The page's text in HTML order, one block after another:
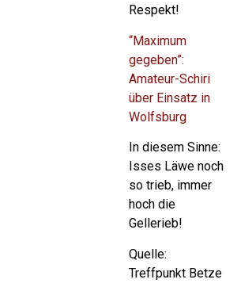
Respekt!
“Maximum
gegeben”:
Amateur-Schiri
über Einsatz in
Wolfsburg
In diesem Sinne:
Isses Läwe noch
so trieb, immer
hoch die
Gellerieb!
Quelle:
Treffpunkt Betze